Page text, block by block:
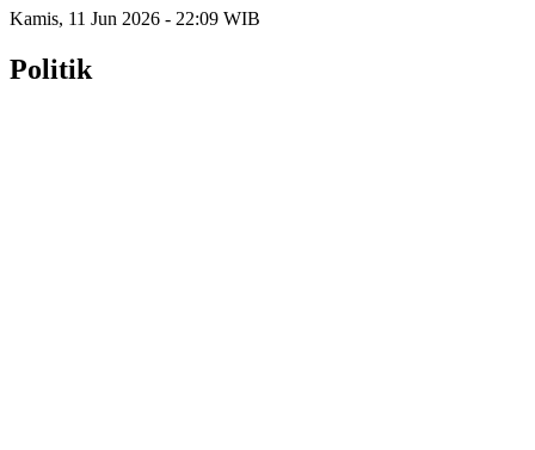
Kamis, 11 Jun 2026 - 22:09 WIB
Politik